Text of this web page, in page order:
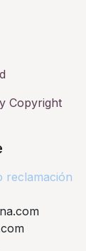
Copyright
reclamación​